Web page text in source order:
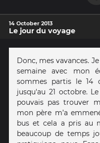
14 October 2013
Le jour du voyage
Donc, mes vavances.
semaine avec mon
sommes partis le 14
jusqu'au 21 octobre.
pouvais pas trouver
mon père m’a
bus et cela a pris au
beaucoup de temps